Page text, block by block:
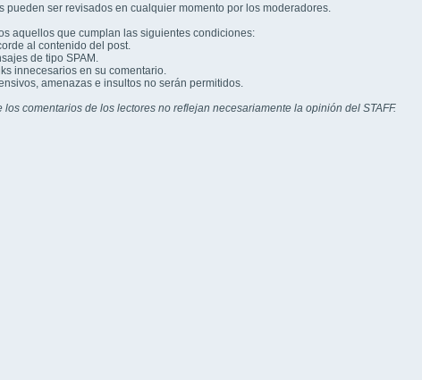
pueden ser revisados en cualquier momento por los moderadores.
aquellos que cumplan las siguientes condiciones:
al contenido del post.
de tipo SPAM.
innecesarios en su comentario.
amenazas e insultos no serán permitidos.
los comentarios de los lectores no reflejan necesariamente la opinión del STAFF.